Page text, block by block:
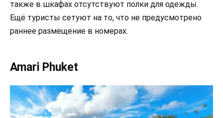
также в шкафах отсутствуют полки для одежды.
Ещё туристы сетуют на то, что не предусмотрено
раннее размещение в номерах.
Amari Phuket